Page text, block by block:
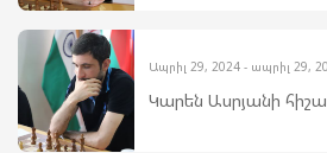
Ապրիլ 29, 2024 - ապրիլ 29,
Կարեն Ասրյանի